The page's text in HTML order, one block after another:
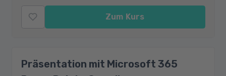
Zum Kurs
Präsentation mit Microsoft 365